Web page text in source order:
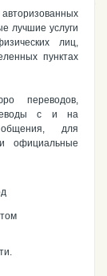
лучшие услуги
лиц,
пунктах
переводов,
с и на
для
официальные